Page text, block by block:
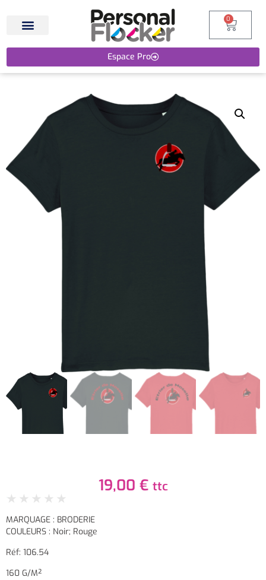
Espace Pro
0
19,00 € ttc
★ ★ ★ ★ ★
MARQUAGE : BRODERIE
COULEURS : Noir; Rouge
Réf: 106.54
160 G/m²